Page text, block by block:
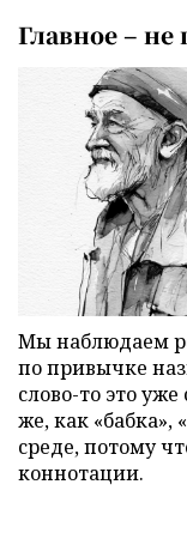
Главное – не
Мы наблюдаем
по привычке
слово-то это
же, как «бабка»,
среде, потому
коннотации.